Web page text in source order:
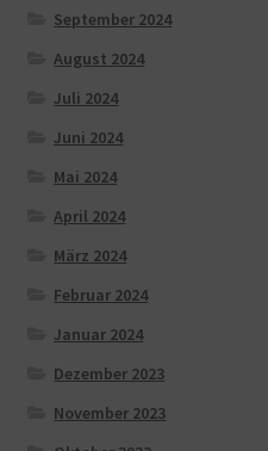
September 2024
August 2024
Juli 2024
Juni 2024
Mai 2024
April 2024
März 2024
Februar 2024
Januar 2024
Dezember 2023
November 2023